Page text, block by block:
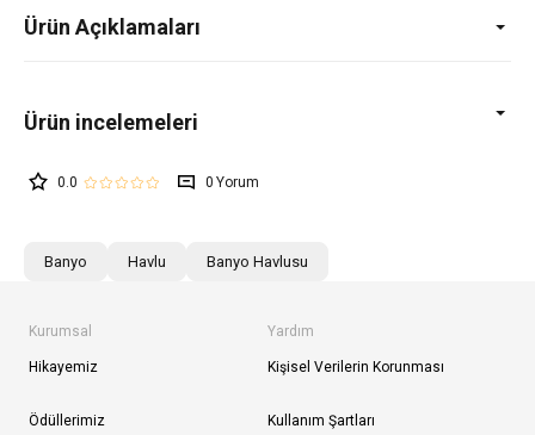
Ürün Açıklamaları
0.0 0
Banyo Havlu Banyo Havlusu
Kurumsal
Hikayemiz
Ödüllerimiz
Yardım
Kişisel Verilerin Korunması
Kullanım Şartları